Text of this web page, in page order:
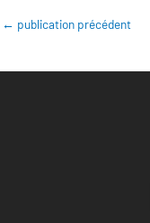
← publication précédent